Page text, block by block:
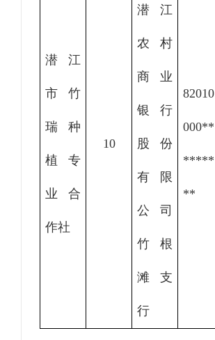
潜江
市竹
瑞种
植专
业合
作社
10
潜江
农村
商业
银行
股份
有限
公司
竹根
滩支
行
82010
000**
*****
**